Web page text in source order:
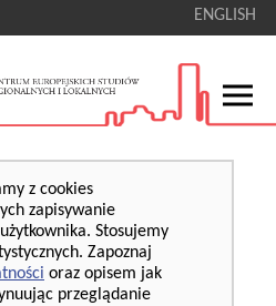
ENGLISH
z cookies
zapisywanie
Stosujemy
Zapoznaj
oraz opisem jak
przeglądanie